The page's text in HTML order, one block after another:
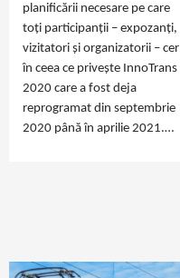
planificării necesare pe care
toți participanții – expozanți,
vizitatori și organizatorii – cer
în ceea ce privește InnoTrans
2020 care a fost deja
reprogramat din septembrie
2020 până în aprilie 2021.…